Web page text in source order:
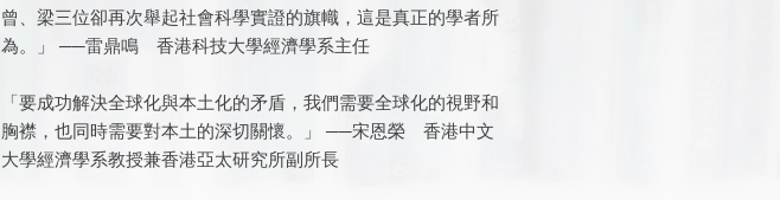
曾、梁三位卻再次舉起社會科學實證的旗幟，這是真正的學者所
為。」 ──雷鼎鳴 香港科技大學經濟學系主任
「要成功解決全球化與本土化的矛盾，我們需要全球化的視野和
胸襟，也同時需要對本土的深切關懷。」 ──宋恩榮 香港中文
大學經濟學系教授兼香港亞太研究所副所長